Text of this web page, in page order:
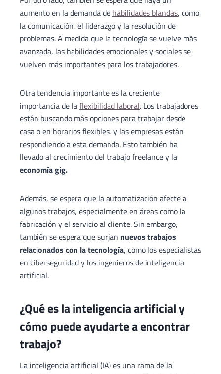
aumento en la demanda de habilidades blandas, como
la comunicación, el liderazgo y la resolución de
problemas. A medida que la tecnología se vuelve más
avanzada, las habilidades emocionales y sociales se
vuelven más importantes para los trabajadores.
Otra tendencia importante es la creciente
importancia de laflexibilidad laboral. Los trabajadores
están buscando más opciones para trabajar desde
casa o en horarios flexibles, y las empresas están
respondiendo a esta demanda. Esto también ha
llevado al crecimiento del trabajo freelance y la
economía gig.
Además, se espera que la automatización afecte a
algunos trabajos, especialmente en áreas como la
fabricación y el servicio al cliente. Sin embargo,
también se espera que surjan nuevos trabajos
relacionados con la tecnología, como los especialistas
en ciberseguridad y los ingenieros de inteligencia
artificial.
¿Qué es la inteligencia artificial y
cómo puede ayudarte a encontrar
trabajo?
La inteligencia artificial (IA) es una rama de la